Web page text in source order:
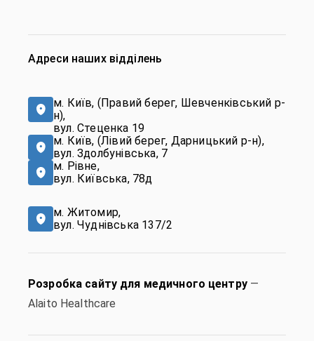
Адреси наших відділень
м. Київ, (Правий берег, Шевченківський р-
н),
вул. Стеценка 19
м. Київ, (Лівий берег, Дарницький р-н),
вул. Здолбунівська, 7
м. Рівне,
вул. Київська, 78д
м. Житомир,
вул. Чуднівська 137/2
Розробка сайту для медичного центру—
Alaito Healthcare